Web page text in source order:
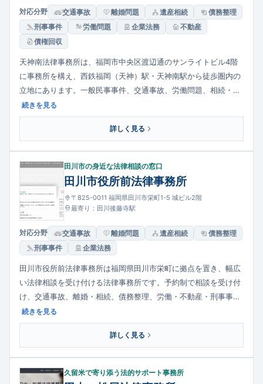
対応分野 交通事故 離婚問題 遺産相続
債務整理
刑事事件
労働問題 企業法務
不動産
債権回収
天神南法律事務所は、福岡市中央区渡辺通のサンライトビル4階
に事務所を構え、西鉄福岡（天神）駅・天神南駅から徒歩圏内の
立地にあります。一般民事事件、交通事故、労働問題、相続・遺
産分割、債務整理、離婚・家事事件、企業法務など幅広い分野で
相談対応しており、初回無料相談や定期的な無料相談会も実施し
ています。依頼者の話を丁寧に聞き、適切な解決策を提示するこ
続きを見る
詳しく見る
田川市の身近な法律相談の窓口
田川市役所前法律事務所
〒825-0011 福岡県田川市栄町1-5 城ビル2階
最寄り：田川後藤寺駅
対応分野 交通事故 離婚問題 遺産相続
債務整理
刑事事件
企業法務
田川市役所前法律事務所は福岡県田川市栄町に拠点を置き、幅広
い法律相談を受け付ける法律事務所です。予約制で相談を受け付
け、交通事故、離婚・相続、債務整理、労働・不動産・刑事事件
など多様な法的課題に対応しています。地域住民の生活や権利を
守る支援を重視し、面談・資料に基づいた丁寧な相談を心がけて
います。気軽に相談できる地域の法律パートナーとして選ばれて
続きを見る
詳しく見る
久留米で寄り添う法的サポート事務所